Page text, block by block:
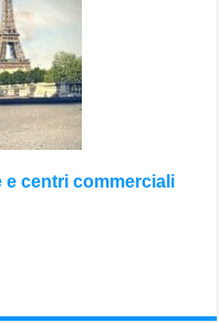
e centri commerciali